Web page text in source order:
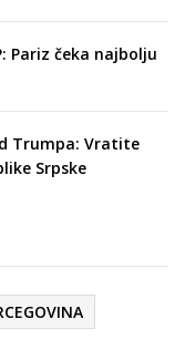
Pariz čeka najbolju
Trumpa: Vratite
Srpske